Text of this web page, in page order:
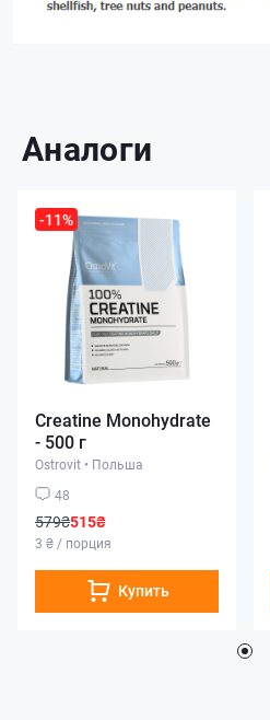
Аналоги
-11%
Creatine Monohydrate
- 500 г
Ostrovit • Польша
48
579₴515₴
3 ₴ / порция
Купить